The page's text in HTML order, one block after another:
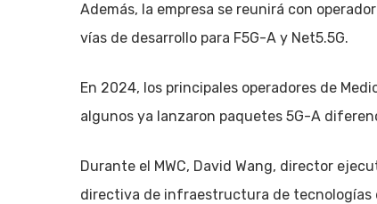
Además, la empresa se reunirá con
vías de desarrollo para F5G-A y Net5.5G.
En 2024, los principales operadores de
algunos ya lanzaron paquetes 5G-A
Durante el MWC, David Wang, director
directiva de infraestructura de tecnologías